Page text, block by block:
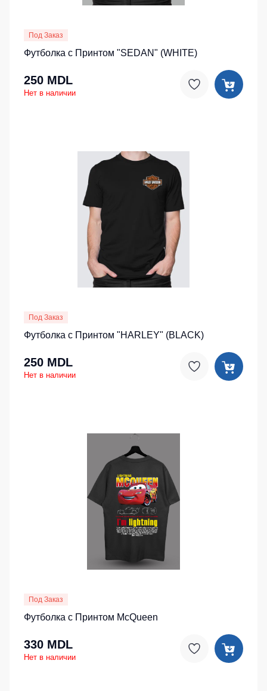
Под Заказ
Футболка с Принтом "SEDAN" (WHITE)
250 MDL
Нет в наличии
Под Заказ
Футболка с Принтом "HARLEY" (BLACK)
250 MDL
Нет в наличии
Под Заказ
Футболка с Принтом McQueen
330 MDL
Нет в наличии